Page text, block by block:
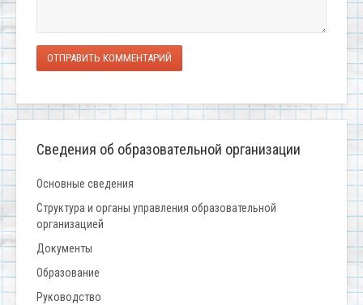
ОТПРАВИТЬ КОММЕНТАРИЙ
Сведения об образовательной организации
Основные сведения
Структура и органы управления образовательной
организацией
Документы
Образование
Руководство